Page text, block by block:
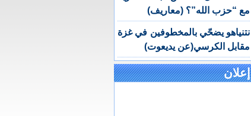
مع “حزب الله”؟ (معاريف)
نتنياهو يضحّي بالمخطوفين في غزة
مقابل الكرسي(عن يديعوت)
إعلان